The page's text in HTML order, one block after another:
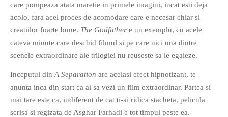
If you like movies, words and
mind games, then this is the
book for you. Take the
challenge of creating your
famous movies by using the
care pompeaza atata maretie in primele imagini, incat esti deja
acolo, fara acel proces de acomodare care e necesar chiar si
creatiilor foarte bune. The Godfather e un exemplu, cu acele
cateva minute care deschid filmul si pe care nici una dintre
scenele extraordinare ale trilogiei nu reuseste sa le egaleze.
Inceputul din A Separation are acelasi efect hipnotizant, te
anunta inca din start ca ai sa vezi un film extraordinar. Partea si
mai tare este ca, indiferent de cat ti-ai ridica stacheta, pelicula
scrisa si regizata de Asghar Farhadi e tot timpul peste ea.